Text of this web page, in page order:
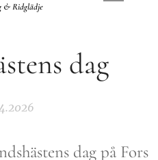
& Ridglädje
dag
dag på Fors